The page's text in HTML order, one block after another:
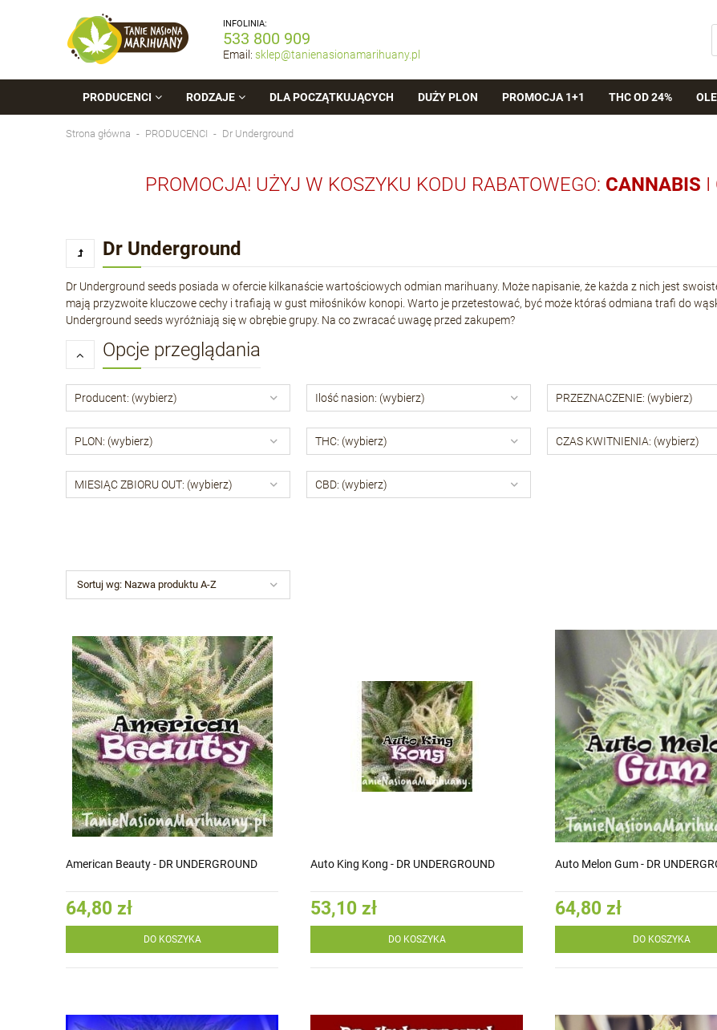
INFOLINIA:
533 800 909
Email: sklep@tanienasionamarihuany.pl
PRODUCENCI RODZAJE DLA POCZĄTKUJĄCYCH DUŻY PLON PROMOCJA 1+1 THC OD 24%
Strona główna PRODUCENCI Dr Underground
PROMOCJA! UŻYJ W KOSZYKU KODU RABATOWEGO: CANNABIS I
Dr Underground
Dr Underground seeds posiada w ofercie kilkanaście wartościowych odmian marihuany. Może napisanie, że każda z nich jest
mają przyzwoite kluczowe cechy i trafiają w gust miłośników konopi. Warto je przetestować, być może któraś odmiana trafi do
Underground seeds wyróżniają się w obrębie grupy. Na co zwracać uwagę przed zakupem?
Opcje przeglądania
Producent: (wybierz) Ilość nasion: (wybierz) PRZEZNACZENIE: (wybierz)
PLON: (wybierz) THC: (wybierz) CZAS KWITNIENIA: (wybierz)
MIESIĄC ZBIORU OUT: (wybierz) CBD: (wybierz)
Sortuj wg: Nazwa produktu A-Z
American Beauty - DR UNDERGROUND
64,80 zł
DO KOSZYKA
Auto King Kong - DR UNDERGROUND
53,10 zł
DO KOSZYKA
Auto Melon Gum - DR
64,80 zł
DO KOSZYKA